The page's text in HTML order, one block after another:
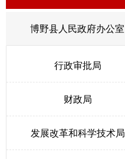
博野县人民政府办公室
行政审批局
财政局
发展改革和科学技术局